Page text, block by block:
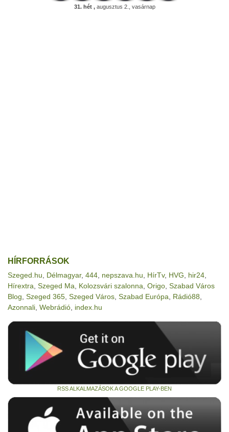
31. hét ,augusztus 2., vasárnap
HÍRFORRÁSOK
Szeged.hu Délmagyar, 444 nepszava.hu HírTv, HVG hir24
Hírextra Szeged Ma Kolozsvári szalonna Origo Szabad Város
Blog Szeged 365 Szeged Város Szabad Európa Rádió88
Azonnali Webrádió index.hu
RSS ALKALMAZÁSOK A GOOGLE PLAY-BEN